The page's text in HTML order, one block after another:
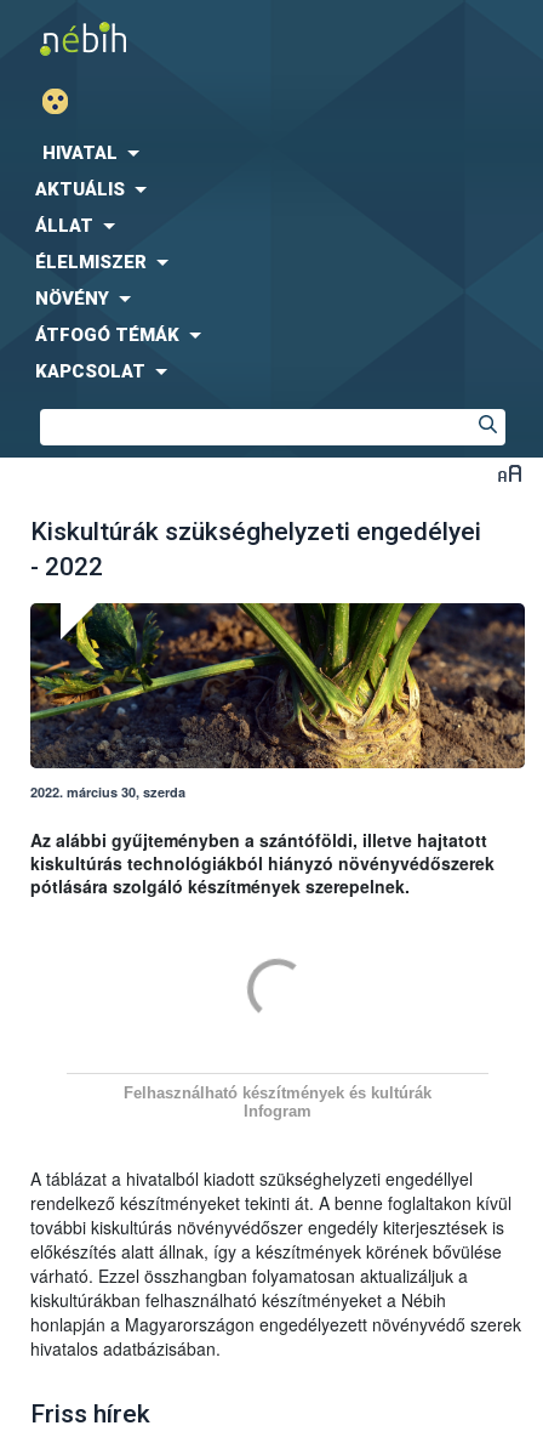
HIVATAL
AKTUÁLIS
ÁLLAT
ÉLELMISZER
NÖVÉNY
ÁTFOGÓ TÉMÁK
KAPCSOLAT
Kiskultúrák szükséghelyzeti engedélyei
- 2022
2022. március 30, szerda
Az alábbi gyűjteményben a szántóföldi, illetve hajtatott
kiskultúrás technológiákból hiányzó növényvédőszerek
pótlására szolgáló készítmények szerepelnek.
Felhasználható készítmények és kultúrák
Infogram
A táblázat a hivatalból kiadott szükséghelyzeti engedéllyel
rendelkező készítményeket tekinti át. A benne foglaltakon kívül
további kiskultúrás növényvédőszer engedély kiterjesztések is
előkészítés alatt állnak, így a készítmények körének bővülése
várható. Ezzel összhangban folyamatosan aktualizáljuk a
kiskultúrákban felhasználható készítményeket a Nébih
honlapján a Magyarországon engedélyezett növényvédő szerek
hivatalos adatbázisában.
Friss hírek